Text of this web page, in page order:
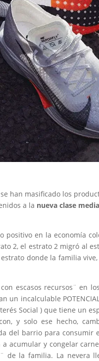
han masificado los
a la nueva clase media
en la economía
2, el estrato 2 migró al
donde la familia
escasos recursos¨ en
un incalculable
Social ) que tiene un
y solo ese hecho,
del barrio para consumir
acumular y congelar
de la familia. La nevera